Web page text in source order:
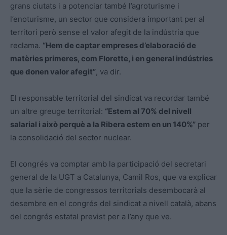
grans ciutats i a potenciar també l’agroturisme i
l’enoturisme, un sector que considera important per al
territori però sense el valor afegit de la indústria que
reclama. “Hem de captar empreses d’elaboració de
matèries primeres, com Florette, i en general indústries
que donen valor afegit”, va dir.
El responsable territorial del sindicat va recordar també
un altre greuge territorial: “Estem al 70% del nivell
salarial i això perquè a la Ribera estem en un 140%” per
la consolidació del sector nuclear.
El congrés va comptar amb la participació del secretari
general de la UGT a Catalunya, Camil Ros, que va explicar
que la sèrie de congressos territorials desembocarà al
desembre en el congrés del sindicat a nivell català, abans
del congrés estatal previst per a l’any que ve.